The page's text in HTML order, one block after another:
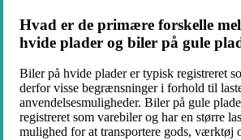
Hvad er de primære forskelle
hvide plader og biler på gule
Biler på hvide plader er typisk registreret
derfor visse begrænsninger i forhold til
anvendelsesmuligheder. Biler på gule
registreret som varebiler og har en større
mulighed for at transportere gods, værktøj